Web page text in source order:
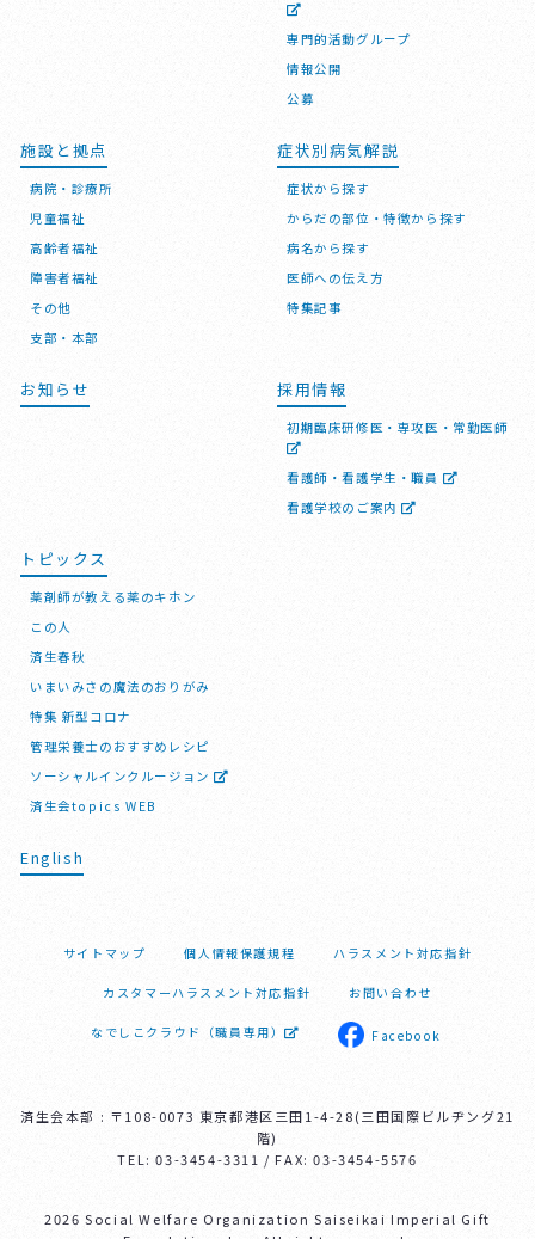
専門的活動グループ
情報公開
公募
施設と拠点
病院・診療所
児童福祉
高齢者福祉
障害者福祉
その他
支部・本部
症状別病気解説
症状から探す
からだの部位・特徴から探す
病名から探す
医師への伝え方
特集記事
お知らせ 採用情報
初期臨床研修医・専攻医・常勤医師
看護師・看護学生・職員
看護学校のご案内
トピックス
薬剤師が教える薬のキホン
この人
済生春秋
いまいみさの魔法のおりがみ
特集 新型コロナ
管理栄養士のおすすめレシピ
ソーシャルインクルージョン
済生会topics WEB
English
サイトマップ 個人情報保護規程 ハラスメント対応指針
カスタマーハラスメント対応指針 お問い合わせ
なでしこクラウド（職員専用） Facebook
済生会本部 : 〒108-0073 東京都港区三田1-4-28(三田国際ビルヂング21
階)
TEL: 03-3454-3311 / FAX: 03-3454-5576
2026 Social Welfare Organization Saiseikai Imperial Gift